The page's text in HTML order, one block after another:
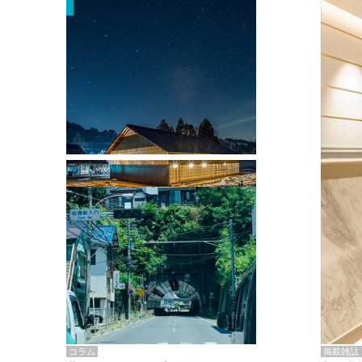
掲載雑誌
掲載雑誌・書籍
『街歩き研修「アールデコとモダニズ
ム、和風バロック」』のレポート記事が
掲載
コラム